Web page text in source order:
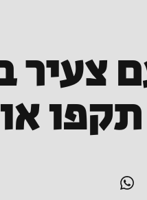
צעיר